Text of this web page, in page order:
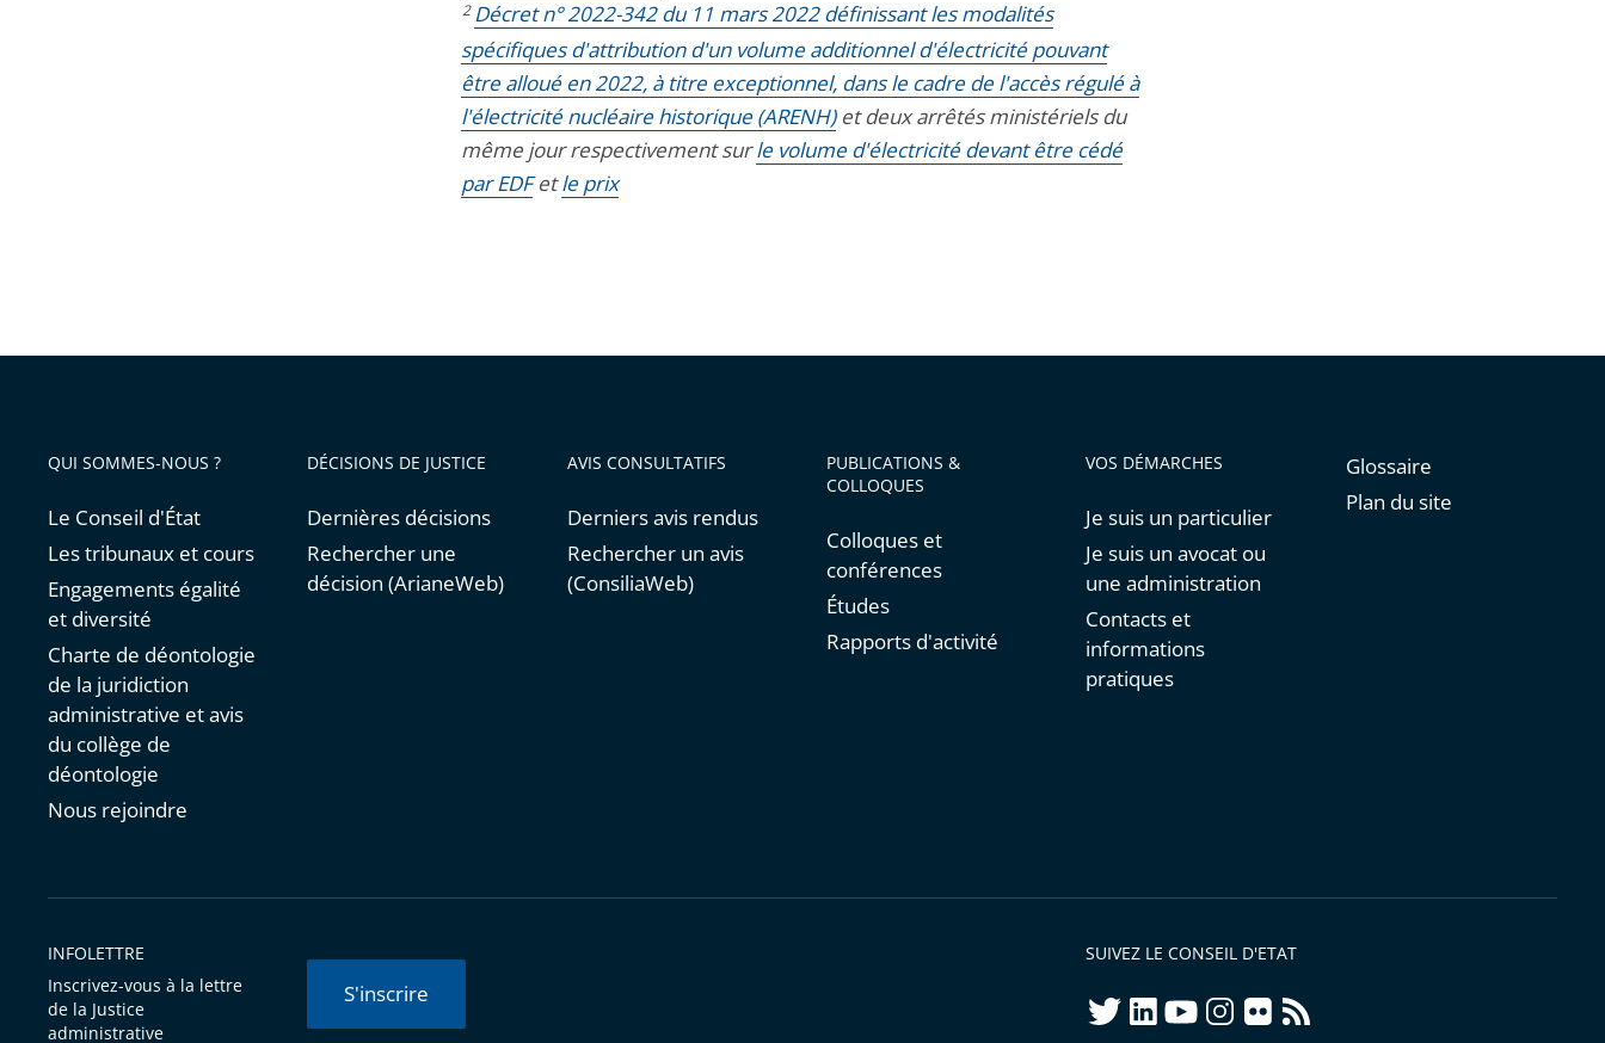
2 Décret n° 2022-342 du 11 mars 2022 définissant les modalités
spécifiques d'attribution d'un volume additionnel d'électricité pouvant
être alloué en 2022, à titre exceptionnel, dans le cadre de l'accès régulé à
l'électricité nucléaire historique (ARENH)et deux arrêtés ministériels du
même jour respectivement surle volume d'électricité devant être cédé
par EDFetle prix
QUI SOMMES-NOUS ?
Le Conseil d'État
Les tribunaux et cours
Engagements égalité
et diversité
Charte de déontologie
de la juridiction
administrative et avis
du collège de
déontologie
Nous rejoindre
DÉCISIONS DE JUSTICE
Dernières décisions
Rechercher une
décision (ArianeWeb)
AVIS CONSULTATIFS
Derniers avis rendus
Rechercher un avis
(ConsiliaWeb)
PUBLICATIONS &
COLLOQUES
Colloques et
conférences
Études
Rapports d'activité
VOS DÉMARCHES
Je suis un particulier
Je suis un avocat ou
une administration
Contacts et
informations
pratiques
Glossaire
Plan du site
INFOLETTRE
Inscrivez-vous à la lettre
de la Justice
administrative
S'inscrire
SUIVEZ LE CONSEIL D'ETAT
twitterlinkedInyoutubeinstagram
flickrrss